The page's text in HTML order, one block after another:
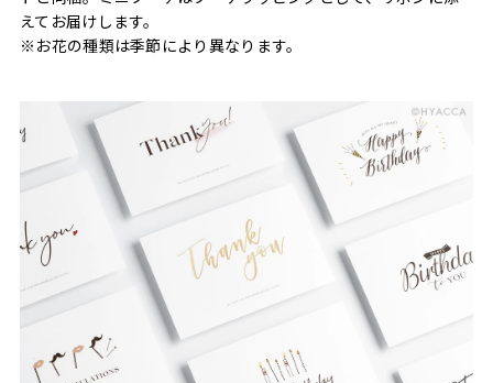
えてお届けします。
※お花の種類は季節により異なります。